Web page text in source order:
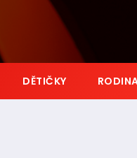
DĚTIČKY